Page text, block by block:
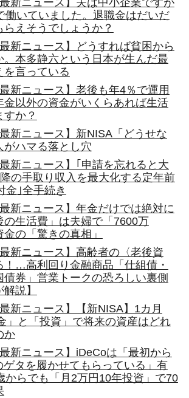
最新ニュース】夫は中小企業ですが
働いていました。退職金はだいだ
えそうでしょうか？
新ニュース】どうすれば貧困から
。本多静六という日本が生んだ最
を言っている
新ニュース】老後も年4％で運用
金以外の資金がいくらあれば生活
か？
新ニュース】新NISA「どうせな
ハマる落とし穴
新ニュース】｢申請を忘れると大
の手取り収入を最大化する定年前
金｣全手続き
新ニュース】年金だけでは絶対に
生活費」は夫婦で「7600万
の「驚きの真相」
新ニュース】高齢者の〈老後資
！…高利回り金融商品「仕組債・
券」営業トークの恐ろしい裏側
説】
新ニュース】【新NISA】1カ月
」と「投資」で将来の資産はどれ
か
新ニュース】iDeCoは「最初から
タを履かせてもらっている」有
らでも「月2万円10年投資」で70